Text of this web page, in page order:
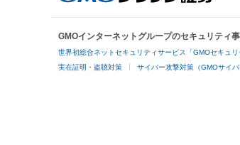
GMOインターネットグループのセキュリティ
世界初総合ネットセキュリティサービス「GMOセキュリ
実在証明・盗聴対策 サイバー攻撃対策（GMOサイ